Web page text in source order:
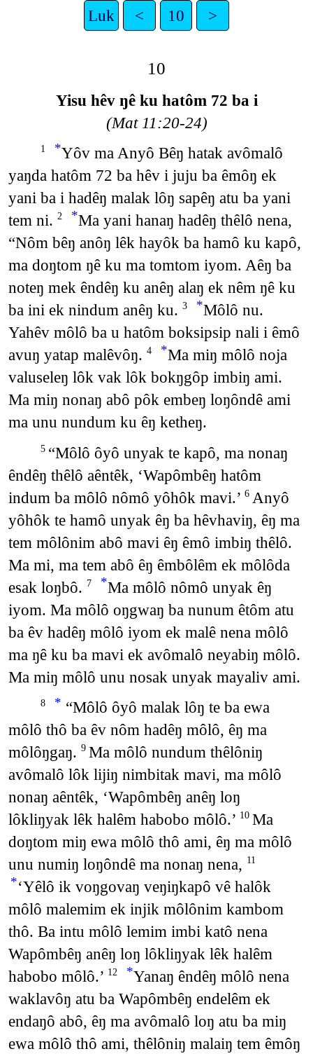
Luk < 10 >
10
Yisu hêv ŋê ku hatôm 72 ba i
(Mat 11:20-24)
1 *Yôv ma Anyô Bêŋ hatak avômalô
yaŋda hatôm 72 ba hêv i juju ba êmôŋ ek
yani ba i hadêŋ malak lôŋ sapêŋ atu ba yani
tem ni. 2 *Ma yani hanaŋ hadêŋ thêlô nena,
“Nôm bêŋ anôŋ lêk hayôk ba hamô ku kapô,
ma doŋtom ŋê ku ma tomtom iyom. Aêŋ ba
noteŋ mek êndêŋ ku anêŋ alaŋ ek nêm ŋê ku
ba ini ek nindum anêŋ ku. 3 *Môlô nu.
Yahêv môlô ba u hatôm boksipsip nali i êmô
avuŋ yatap malêvôŋ. 4 *Ma miŋ môlô noja
valuseleŋ lôk vak lôk bokŋgôp imbiŋ ami.
Ma miŋ nonaŋ abô pôk embeŋ loŋôndê ami
ma unu nundum ku êŋ ketheŋ.
5 “Môlô ôyô unyak te kapô, ma nonaŋ
êndêŋ thêlô aêntêk, ‘Wapômbêŋ hatôm
indum ba môlô nômô yôhôk mavi.’ 6 Anyô
yôhôk te hamô unyak êŋ ba hêvhaviŋ, êŋ ma
tem môlônim abô mavi êŋ êmô imbiŋ thêlô.
Ma mi, ma tem abô êŋ êmbôlêm ek môlôda
esak loŋbô. 7 *Ma môlô nômô unyak êŋ
iyom. Ma môlô oŋgwaŋ ba nunum êtôm atu
ba êv hadêŋ môlô iyom ek malê nena môlô
ma ŋê ku ba mavi ek avômalô neyabiŋ môlô.
Ma miŋ môlô unu nosak unyak mayaliv ami.
8 * “Môlô ôyô malak lôŋ te ba ewa
môlô thô ba êv nôm hadêŋ môlô, êŋ ma
môlôŋgaŋ. 9 Ma môlô nundum thêlôniŋ
avômalô lôk lijiŋ nimbitak mavi, ma môlô
nonaŋ aêntêk, ‘Wapômbêŋ anêŋ loŋ
lôkliŋyak lêk halêm habobo môlô.’ 10 Ma
doŋtom miŋ ewa môlô thô ami, êŋ ma môlô
unu numiŋ loŋôndê ma nonaŋ nena, 11
*‘Yêlô ik voŋgovaŋ veŋiŋkapô vê halôk
môlô malemim ek injik môlônim kambom
thô. Ba intu môlô lemim imbi katô nena
Wapômbêŋ anêŋ loŋ lôkliŋyak lêk halêm
habobo môlô.’ 12 *Yanaŋ êndêŋ môlô nena
waklavôŋ atu ba Wapômbêŋ endelêm ek
endaŋô abô, êŋ ma avômalô loŋ atu ba miŋ
ewa môlô thô ami, thêlôniŋ malaiŋ tem êmôŋ